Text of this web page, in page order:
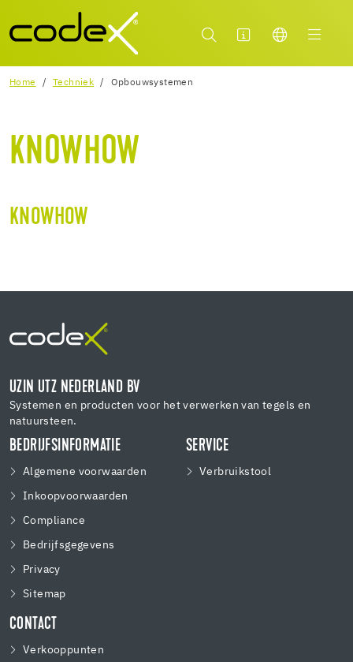
Home Techniek Opbouwsystemen
KNOWHOW
KNOWHOW
UZIN UTZ NEDERLAND BV
Systemen en producten voor het verwerken van tegels en
natuursteen.
BEDRIJFSINFORMATIE
Algemene voorwaarden
Inkoopvoorwaarden
Compliance
Bedrijfsgegevens
Privacy
Sitemap
SERVICE
Verbruikstool
CONTACT
Verkooppunten